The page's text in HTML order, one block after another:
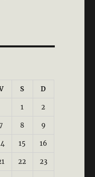
S D
1 2
8 9
15 16
22 23